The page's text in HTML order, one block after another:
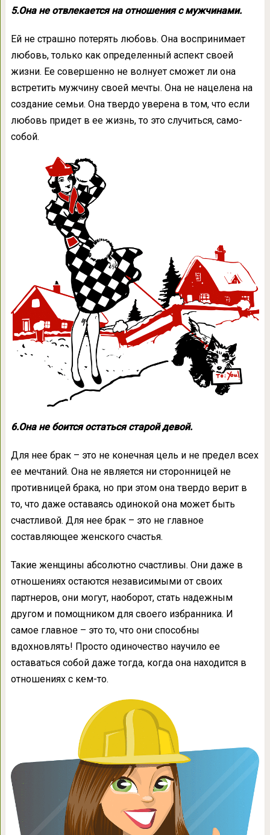
5.Она не отвлекается на отношения с мужчинами.
Ей не страшно потерять любовь. Она воспринимает
любовь, только как определенный аспект своей
жизни. Ее совершенно не волнует сможет ли она
встретить мужчину своей мечты. Она не нацелена на
создание семьи. Она твердо уверена в том, что если
любовь придет в ее жизнь, то это случиться, само-
собой.
6.Она не боится остаться старой девой.
Для нее брак – это не конечная цель и не предел всех
ее мечтаний. Она не является ни сторонницей не
противницей брака, но при этом она твердо верит в
то, что даже оставаясь одинокой она может быть
счастливой. Для нее брак – это не главное
составляющее женского счастья.
Такие женщины абсолютно счастливы. Они даже в
отношениях остаются независимыми от своих
партнеров, они могут, наоборот, стать надежным
другом и помощником для своего избранника. И
самое главное – это то, что они способны
вдохновлять! Просто одиночество научило ее
оставаться собой даже тогда, когда она находится в
отношениях с кем-то.